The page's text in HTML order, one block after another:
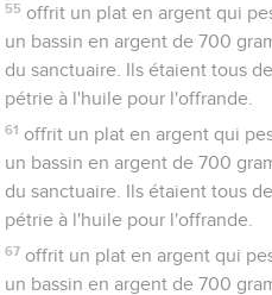
55 offrit un plat en argent qui
un bassin en argent de 700
du sanctuaire. Ils étaient tous
pétrie à l'huile pour l'offrande.
61 offrit un plat en argent qui
un bassin en argent de 700
du sanctuaire. Ils étaient tous
pétrie à l'huile pour l'offrande.
67 offrit un plat en argent qui
un bassin en argent de 700